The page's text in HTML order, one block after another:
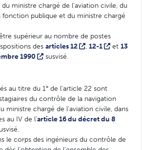
ministre chargé de l'aviation civile, du
fonction publique et du ministre chargé
supérieur au nombre de postes
des articles 12 , 12-1 et 13
1990
susvisé.
au titre du 1° de l'article 22 sont
du contrôle de la navigation
ministre chargé de l'aviation civile, dans
au IV de l'article 16 du décret du 8
le corps des ingénieurs du contrôle de